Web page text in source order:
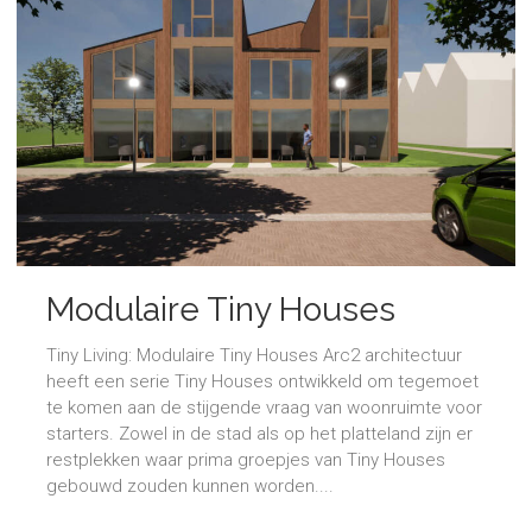
Modulaire Tiny Houses
Tiny Living: Modulaire Tiny Houses Arc2 architectuur
heeft een serie Tiny Houses ontwikkeld om tegemoet
te komen aan de stijgende vraag van woonruimte voor
starters. Zowel in de stad als op het platteland zijn er
restplekken waar prima groepjes van Tiny Houses
gebouwd zouden kunnen worden....